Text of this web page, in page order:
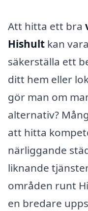
Att hitta ett bra
Hishult kan
säkerställa ett
ditt hem eller
gör man om
alternativ?
att hitta
närliggande
liknande
områden runt
en bredare